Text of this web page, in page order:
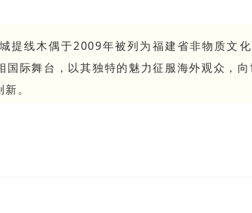
提线木偶于2009年被列为福建省非物质文
际舞台，以其独特的魅力征服海外观众，
新。